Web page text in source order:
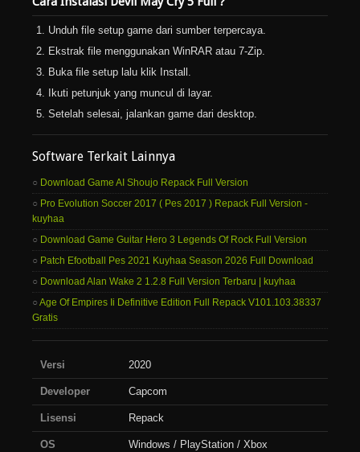
Unduh file setup game dari sumber terpercaya.
Ekstrak file menggunakan WinRAR atau 7-Zip.
Buka file setup lalu klik Install.
Ikuti petunjuk yang muncul di layar.
Setelah selesai, jalankan game dari desktop.
Software Terkait Lainnya
Download Game AI Shoujo Repack Full Version
Pro Evolution Soccer 2017 ( Pes 2017 ) Repack Full Version -
kuyhaa
Download Game Guitar Hero 3 Legends Of Rock Full Version
Patch Efootball Pes 2021 Kuyhaa Season 2026 Full Download
Download Alan Wake 2 1.2.8 Full Version Terbaru | kuyhaa
Age Of Empires Ii Definitive Edition Full Repack V101.103.38337
Gratis
Versi 2020
Developer Capcom
Lisensi Repack
OS Windows / PlayStation / Xbox